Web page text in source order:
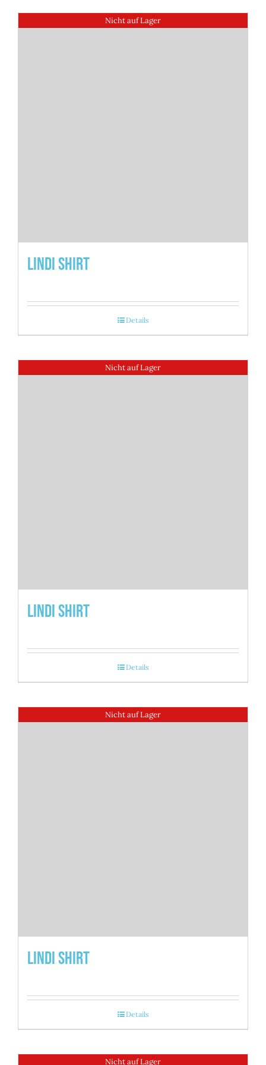
Nicht auf Lager
Lindi Shirt
Details
Nicht auf Lager
Lindi Shirt
Details
Nicht auf Lager
Lindi Shirt
Details
Nicht auf Lager